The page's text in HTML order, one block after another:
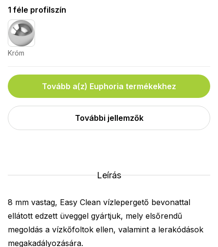
1 féle profilszín
Króm
Tovább a(z) Euphoria termékekhez
További jellemzők
Leírás
8 mm vastag, Easy Clean vízlepergető bevonattal
ellátott edzett üveggel gyártjuk, mely elsőrendű
megoldás a vízkőfoltok ellen, valamint a lerakódások
megakadályozására.